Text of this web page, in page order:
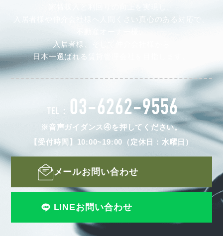
入居者様や仲介会社様へ人間くさい真心のある対応で、
入居者様、そして仲介会社様から
日本一選ばれる賃貸管理会社を目指します。
TEL： 03-6262-9556
※音声ガイダンス④を押してください。
【受付時間】10:00~19:00（定休日：水曜日）
メールお問い合わせ
LINEお問い合わせ